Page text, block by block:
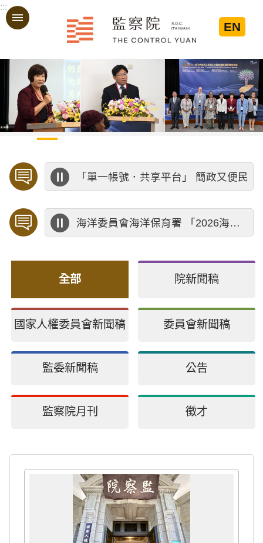
跳到主要內容區塊
:::
EN
歡迎預約「臨櫃陳情」，陳情受理中心將優先排定人員與您接談，釐清案情爭點後收案處理，以節省您的寶貴時間。
公務人員應廉潔自持、利益迴避、依法公正執行公務～考試院公務人員保障暨培訓委員會～
全部 院新聞稿
國家人權委員會新聞稿 委員會新聞稿
監委新聞稿 公告
監察院月刊 徵才